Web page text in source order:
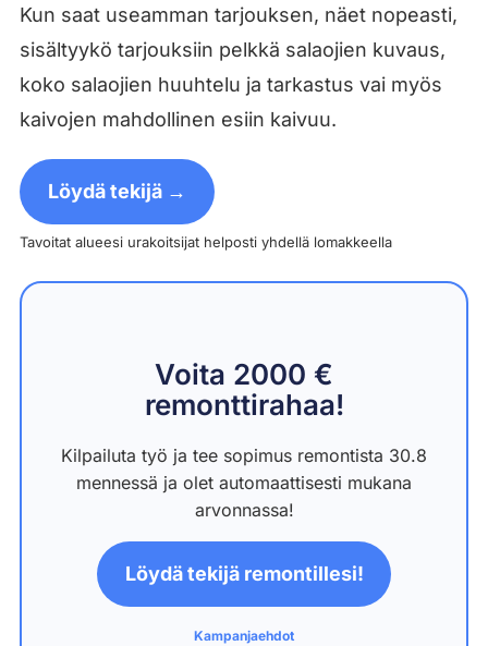
Kun saat useamman tarjouksen, näet nopeasti,
sisältyykö tarjouksiin pelkkä salaojien kuvaus,
koko salaojien huuhtelu ja tarkastus vai myös
kaivojen mahdollinen esiin kaivuu.
Löydä tekijä →
Tavoitat alueesi urakoitsijat helposti yhdellä lomakkeella
Voita 2000 €
remonttirahaa!
Kilpailuta työ ja tee sopimus remontista 30.8
mennessä ja olet automaattisesti mukana
arvonnassa!
Löydä tekijä remontillesi!
Kampanjaehdot